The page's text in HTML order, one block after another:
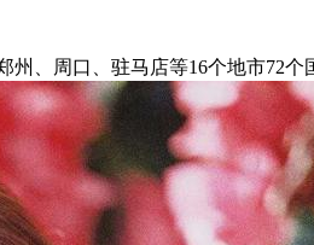
、周口、驻马店等16个地市72个